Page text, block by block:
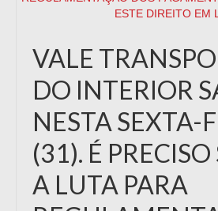
VALE
DO INTERIOR
NESTA SEXTA-
(31). É PRECISO
A LUTA PARA